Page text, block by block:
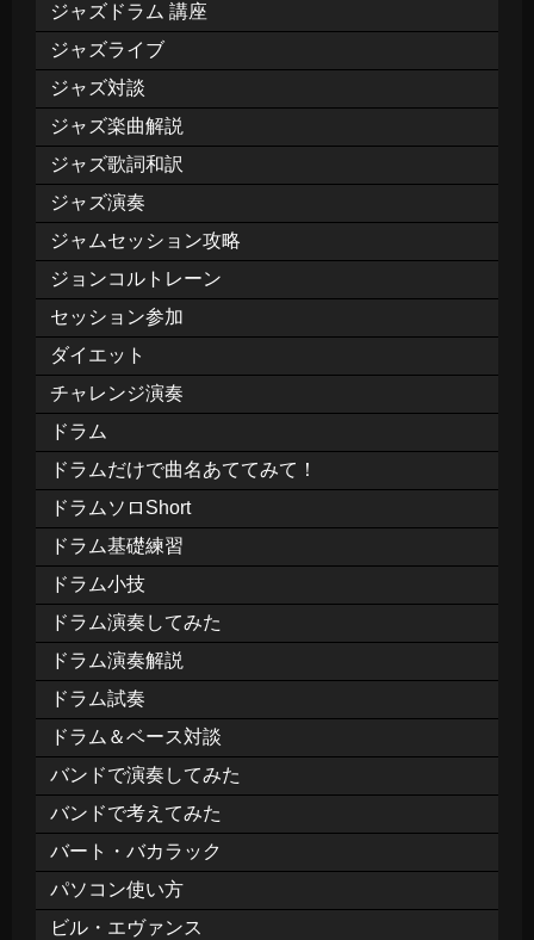
ジャズドラム 講座
ジャズライブ
ジャズ対談
ジャズ楽曲解説
ジャズ歌詞和訳
ジャズ演奏
ジャムセッション攻略
ジョンコルトレーン
セッション参加
ダイエット
チャレンジ演奏
ドラム
ドラムだけで曲名あててみて！
ドラムソロShort
ドラム基礎練習
ドラム小技
ドラム演奏してみた
ドラム演奏解説
ドラム試奏
ドラム＆ベース対談
バンドで演奏してみた
バンドで考えてみた
バート・バカラック
パソコン使い方
ビル・エヴァンス